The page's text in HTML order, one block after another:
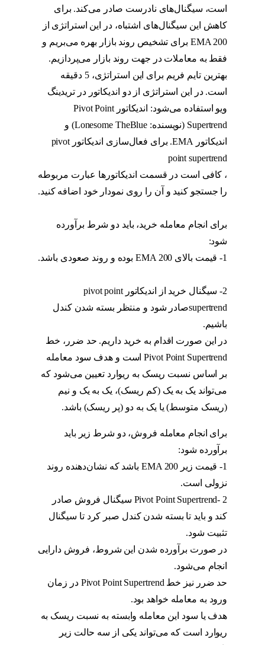
است، سیگنال‌های نادرست صادر می‌کند. برای
کاهش این سیگنال‌های اشتباه، در این استراتژی از
EMA 200 برای تشخیص روند بازار بهره می‌بریم و
فقط به معاملات در جهت روند بازار می‌پردازیم.
بهترین تایم فریم برای این استراتژی، 5 دقیقه
است. در این استراتژی از دو اندیکاتور در تریدینگ
ویو استفاده می‌شود: اندیکاتور Pivot Point
Supertrend (نویسنده: Lonesome TheBlue) و
اندیکاتور EMA. برای فعال‌سازی اندیکاتور pivot
point supertrend
، کافی است در قسمت اندیکاتورها عبارت مربوطه
را جستجو کنید و آن را روی نمودار خود اضافه کنید.
برای انجام معامله خرید، باید دو شرط برآورده
شود:
1- قیمت بالای EMA 200 بوده و روند صعودی باشد.
2- سیگنال خرید از اندیکاتور pivot point
supertrendصادر شود و منتظر بسته شدن کندل
باشیم.
در این صورت اقدام به خرید داریم. حد ضرر، خط
Pivot Point Supertrend است و هدف سود معامله
بر اساس نسبت ریسک به ریوارد تعیین می‌شود که
می‌تواند یک به یک (کم ریسک)، یک به یک و نیم
(ریسک متوسط) یا یک به دو (پر ریسک) باشد.
برای انجام معامله فروش، دو شرط زیر باید
برآورده شود:
1- قیمت زیر EMA 200 باشد که نشان‌دهنده روند
نزولی است.
2 -Pivot Point Supertrend سیگنال فروش صادر
کند و باید تا بسته شدن کندل صبر کرد تا سیگنال
تثبیت شود.
در صورت برآورده شدن این شروط، فروش دارایی
انجام می‌شود.
حد ضرر نیز خط Pivot Point Supertrend در زمان
ورود به معامله خواهد بود.
هدف یا سود این معامله وابسته به نسبت ریسک به
ریوارد است که می‌تواند یکی از سه حالت زیر